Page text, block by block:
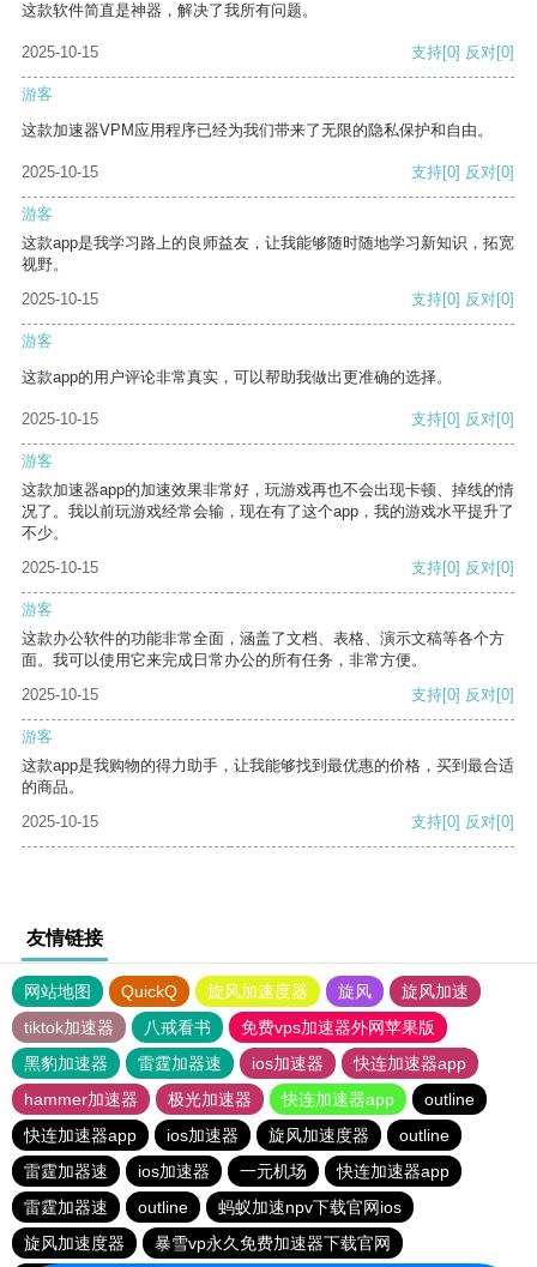
这款软件简直是神器，解决了我所有问题。
2025-10-15 支持[0] 反对[0]
游客
这款加速器VPM应用程序已经为我们带来了无限的隐私保护和自由。
2025-10-15 支持[0] 反对[0]
游客
这款app是我学习路上的良师益友，让我能够随时随地学习新知识，拓宽
视野。
2025-10-15
支持[0] 反对[0]
游客
这款app的用户评论非常真实，可以帮助我做出更准确的选择。
2025-10-15 支持[0] 反对[0]
游客
这款加速器app的加速效果非常好，玩游戏再也不会出现卡顿、掉线的情
况了。我以前玩游戏经常会输，现在有了这个app，我的游戏水平提升了
不少。
2025-10-15
支持[0] 反对[0]
游客
这款办公软件的功能非常全面，涵盖了文档、表格、演示文稿等各个方
面。我可以使用它来完成日常办公的所有任务，非常方便。
2025-10-15
支持[0] 反对[0]
游客
这款app是我购物的得力助手，让我能够找到最优惠的价格，买到最合适
的商品。
2025-10-15
支持[0] 反对[0]
友情链接
网站地图 QuickQ 旋风加速度器 旋风
旋风加速
tiktok加速器
八戒看书
免费vps加速器外网苹果版
黑豹加速器
雷霆加器速 ios加速器
快连加速器app
hammer加速器
极光加速器 快连加速器app
outline
快连加速器app
ios加速器 旋风加速度器
outline
雷霆加器速
ios加速器 一元机场
快连加速器app
雷霆加器速
outline
蚂蚁加速npv下载官网ios
旋风加速度器
暴雪vp永久免费加速器下载官网